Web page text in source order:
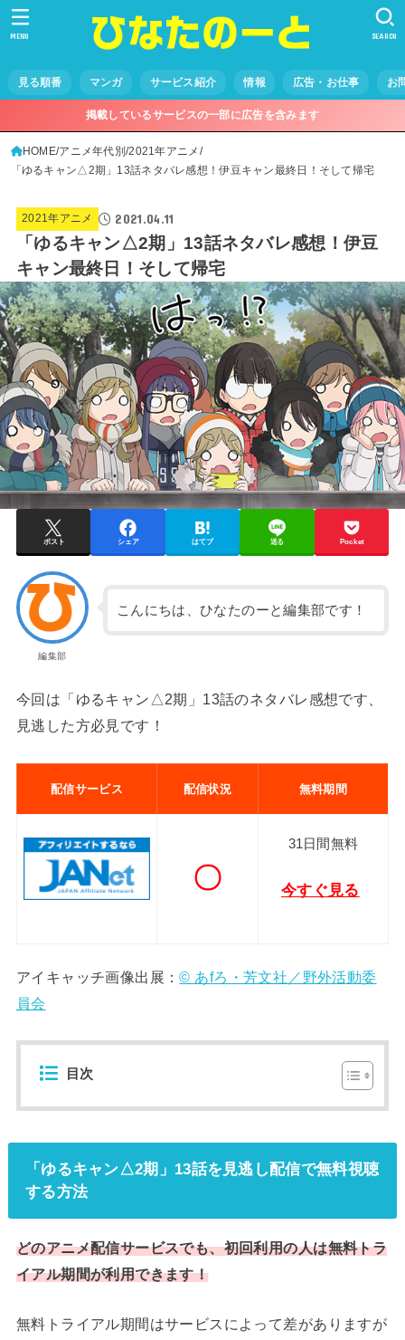
見る順番 マンガ サービス紹介 情報 広告・お仕事 お
SEARCH
MENU
掲載しているサービスの一部に広告を含みます
HOME アニメ年代別 2021年アニメ
「ゆるキャン△2期」13話ネタバレ感想！伊豆キャン最終日！そして帰宅
2021年アニメ 2021.04.11
「ゆるキャン△2期」13話ネタバレ感想！伊豆
キャン最終日！そして帰宅
ポスト シェア はてブ 送る Pocket
編集部
こんにちは、ひなたのーと編集部です！
今回は「ゆるキャン△2期」13話のネタバレ感想です、
見逃した方必見です！
配信サービス 配信状況 無料期間
〇
31日間無料
今すぐ見る
アイキャッチ画像出展：© あfろ・芳文社／野外活動委
員会
目次
「ゆるキャン△2期」13話を見逃し配信で無料視聴
する方法
どのアニメ配信サービスでも、初回利用の人は無料トラ
イアル期間が利用できます！
無料トライアル期間はサービスによって差がありますが